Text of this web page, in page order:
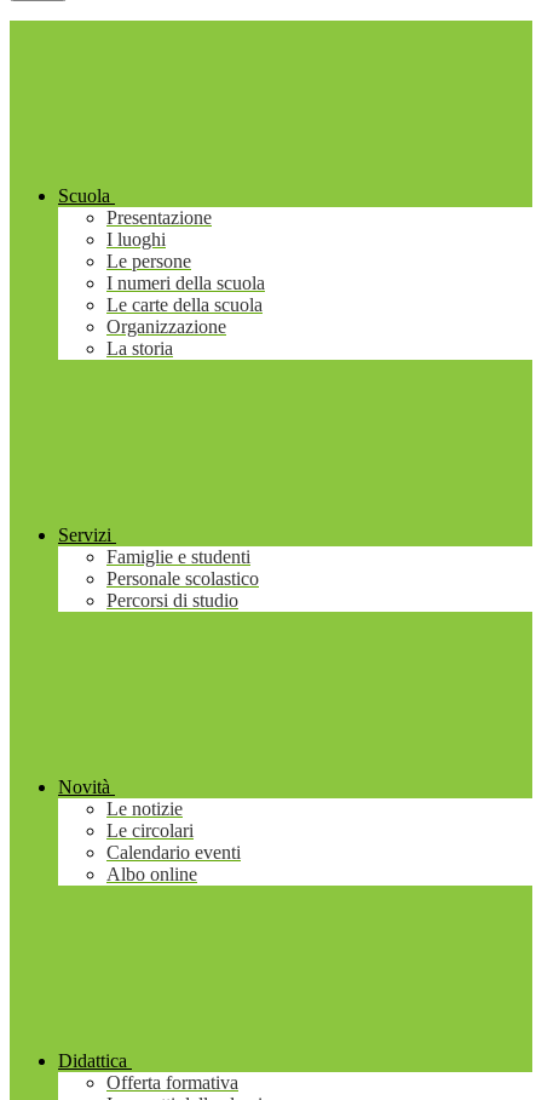
Scuola
Presentazione
I luoghi
Le persone
I numeri della scuola
Le carte della scuola
Organizzazione
La storia
Servizi
Famiglie e studenti
Personale scolastico
Percorsi di studio
Novità
Le notizie
Le circolari
Calendario eventi
Albo online
Didattica
Offerta formativa